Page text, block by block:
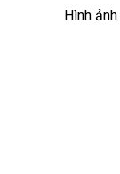
Hình